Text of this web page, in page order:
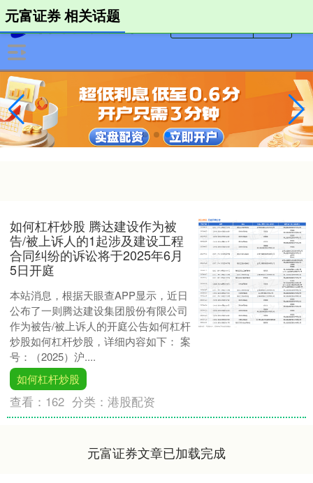
元富证券 相关话题
如何杠杆炒股 腾达建设作为被
告/被上诉人的1起涉及建设工程
合同纠纷的诉讼将于2025年6月
5日开庭
本站消息，根据天眼查APP显示，近日
公布了一则腾达建设集团股份有限公司
作为被告/被上诉人的开庭公告如何杠杆
炒股如何杠杆炒股，详细内容如下： 案
号：（2025）沪....
如何杠杆炒股
查看： 162 分类：港股配资
元富证券文章已加载完成